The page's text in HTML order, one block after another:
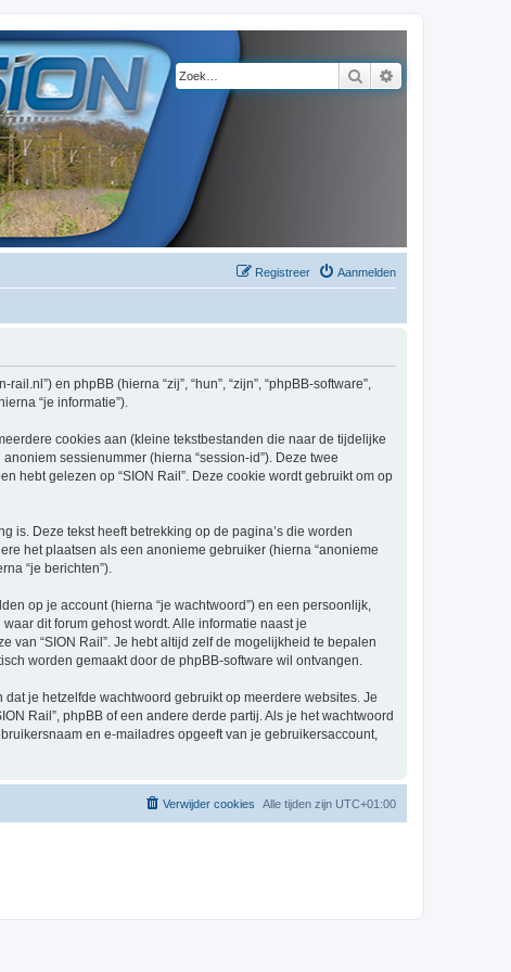
Zoek
Aanmelden
Registreer
en phpBB (hierna “zij”, “hun”, “zijn”, “phpBB-software”,
“je informatie”).
cookies aan (kleine tekstbestanden die naar de tijdelijke
sessienummer (hierna “session-id”). Deze twee
hebt gelezen op “SION Rail”. Deze cookie wordt gebruikt om op
is. Deze tekst heeft betrekking op de pagina’s die worden
het plaatsen als een anonieme gebruiker (hierna “anonieme
“je berichten”).
op je account (hierna “je wachtwoord”) en een persoonlijk,
dit forum gehost wordt. Alle informatie naast je
van “SION Rail”. Je hebt altijd zelf de mogelijkheid te bepalen
worden gemaakt door de phpBB-software wil ontvangen.
je hetzelfde wachtwoord gebruikt op meerdere websites. Je
Rail”, phpBB of een andere derde partij. Als je het wachtwoord
en e-mailadres opgeeft van je gebruikersaccount,
Alle tijden zijn UTC+01:00
Verwijder cookies